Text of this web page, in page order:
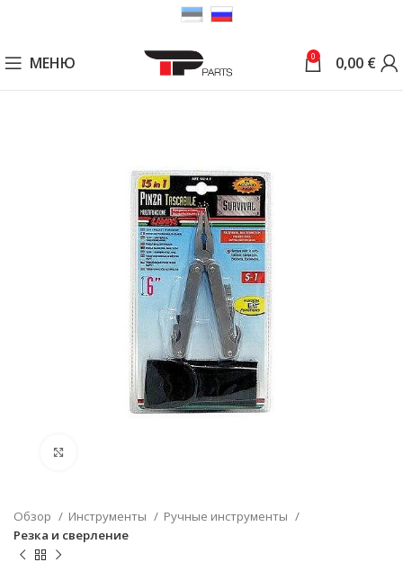
МЕНЮ 0 0,00 €
Обзор Инструменты
Ручные инструменты
Резка и сверление